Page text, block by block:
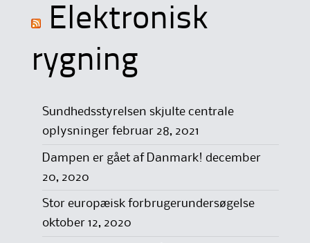
Elektronisk
rygning
Sundhedsstyrelsen skjulte centrale
oplysninger februar 28, 2021
Dampen er gået af Danmark! december
20, 2020
Stor europæisk forbrugerundersøgelse
oktober 12, 2020